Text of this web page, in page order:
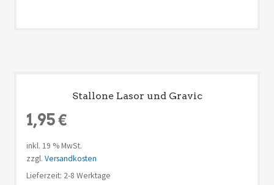
Stallone Lasor und Gravic
1,95€
inkl. 19 % MwSt.
zzgl. Versandkosten
Lieferzeit: 2-8 Werktage